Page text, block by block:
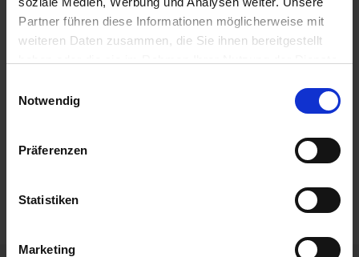
Partner führen diese Informationen möglicherweise mit
weiteren Daten zusammen, die Sie ihnen bereitgestellt
Notwendig
Präferenzen
Statistiken
Marketing
AIDAmar
Extras buchen